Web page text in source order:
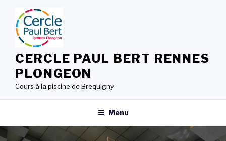
content
CERCLE PAUL BERT RENNES
PLONGEON
Cours à la piscine de Brequigny
Menu